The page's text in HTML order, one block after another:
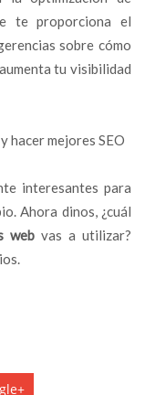
te proporciona el
sobre cómo
tu visibilidad
hacer mejores SEO
interesantes para
Ahora dinos, ¿cuál
webvas a utilizar?